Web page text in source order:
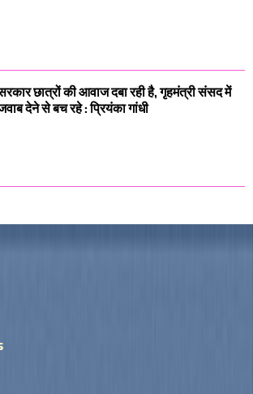
छात्रों की आवाज दबा रही है, गृहमंत्री संसद में
देने से बच रहे : प्रियंका गांधी